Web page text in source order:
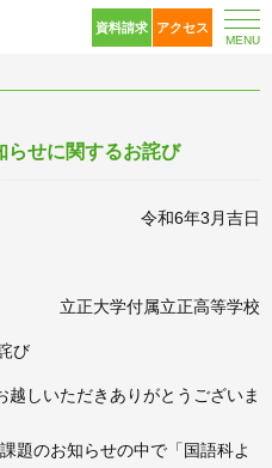
大学付属 立正中
資料請求 アクセス
MENU
らせに関するお詫び
令和6年3月吉日
立正大学付属立正高等学校
び
しいただきありがとうございま
題のお知らせの中で「国語科よ